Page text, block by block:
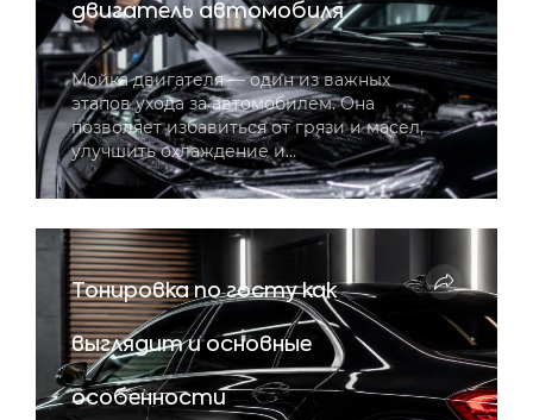
двигатель автомобиля
Мойка двигателя — один из важных
этапов ухода за автомобилем. Она
позволяет избавиться от грязи и масел,
улучшить охлаждение и…
Тонировка по госту как
выглядит и основные
особенности